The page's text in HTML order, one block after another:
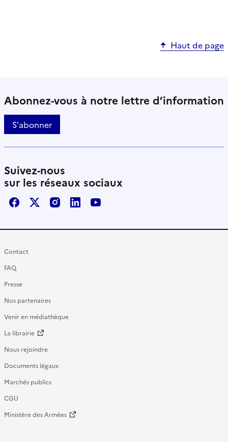
Haut de page
Abonnez-vous à notre lettre d’information
S'abonner
Suivez-nous
sur les réseaux sociaux
FacebookX / TwitterInstagram
LinkedInYoutube
Contact
FAQ
Presse
Nos partenaires
Venir en médiathèque
La librairie
Nous rejoindre
Documents légaux
Marchés publics
CGU
Ministère des Armées